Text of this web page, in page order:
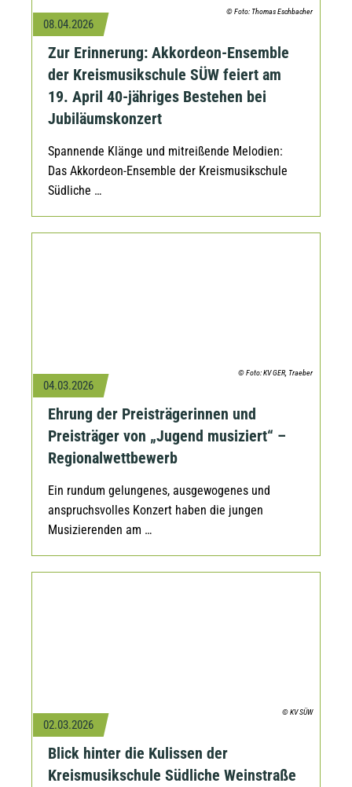
© Foto: Thomas Eschbacher
08.04.2026
Zur Erinnerung: Akkordeon-Ensemble
der Kreismusikschule SÜW feiert am
19. April 40-jähriges Bestehen bei
Jubiläumskonzert
Spannende Klänge und mitreißende Melodien:
Das Akkordeon-Ensemble der Kreismusikschule
Südliche …
© Foto: KV GER, Traeber
04.03.2026
Ehrung der Preisträgerinnen und
Preisträger von „Jugend musiziert“ –
Regionalwettbewerb
Ein rundum gelungenes, ausgewogenes und
anspruchsvolles Konzert haben die jungen
Musizierenden am …
© KV SÜW
02.03.2026
Blick hinter die Kulissen der
Kreismusikschule Südliche Weinstraße